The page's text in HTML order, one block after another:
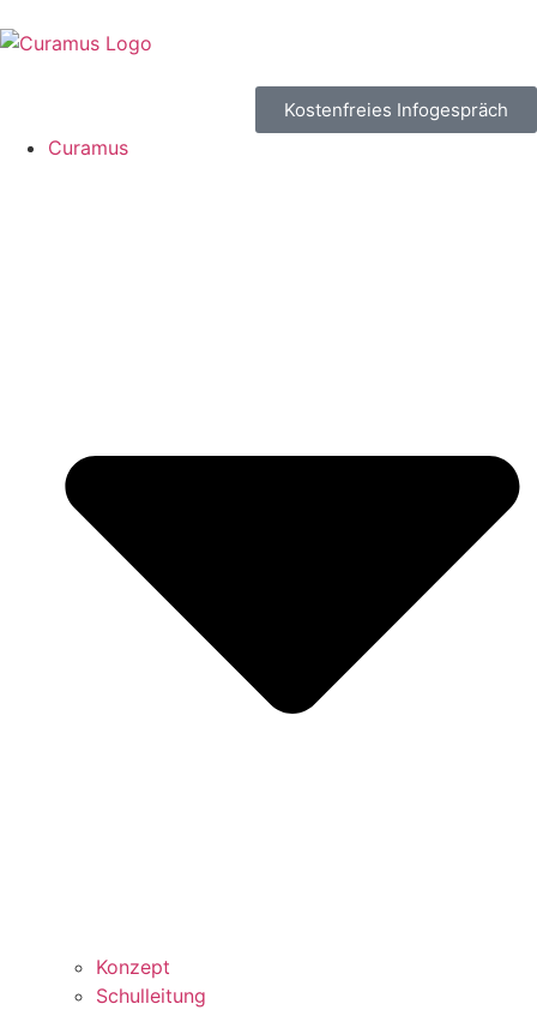
Kostenfreies Infogespräch
Curamus
Konzept
Schulleitung